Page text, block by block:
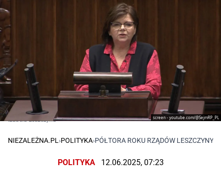
screen - youtube.com/@SejmRP_PL
Izabela Leszczyna
NIEZALEŻNA.PL ›POLITYKA›PÓŁTORA ROKU RZĄDÓW LESZCZYNY.
POLITYKA 12.06.2025, 07:23